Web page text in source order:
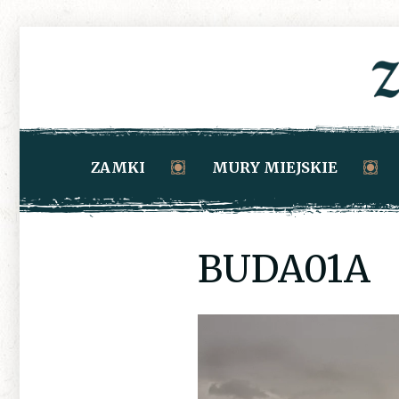
ZAMKI MURY MIEJSKIE
BUDA01A